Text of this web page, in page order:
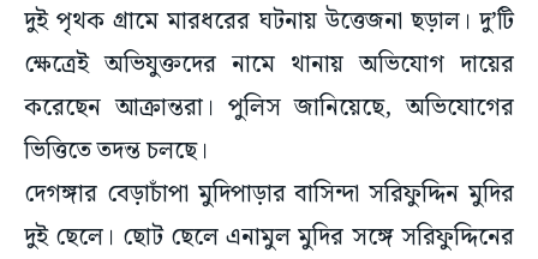
দুই পৃথক গ্রামে মারধরের ঘটনায় উত্তেজনা ছড়াল। দু’টি
ক্ষেত্রেই অভিযুক্তদের নামে থানায় অভিযোগ দায়ের
করেছেন আক্রান্তরা। পুলিস জানিয়েছে, অভিযোগের
ভিত্তিতে তদন্ত চলছে।
দেগঙ্গার বেড়াচাঁপা মুদিপাড়ার বাসিন্দা সরিফুদ্দিন মুদির
দুই ছেলে। ছোট ছেলে এনামুল মুদির সঙ্গে সরিফুদ্দিনের